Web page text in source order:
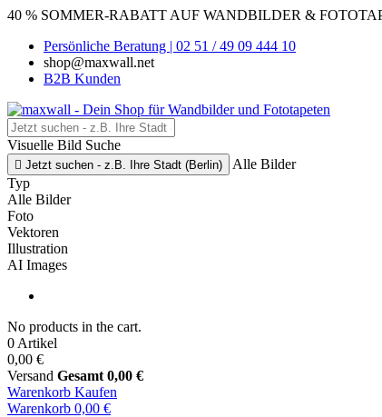
40 % SOMMER-RABATT AUF WANDBILDER &
Persönliche Beratung | 02 51 / 49 09 444 10
shop@maxwall.net
B2B Kunden
Visuelle Bild Suche
 Jetzt suchen - z.B. Ihre Stadt (Berlin)
Alle Bilder
Typ
Alle Bilder
Foto
Vektoren
Illustration
AI Images
No products in the cart.
0 Artikel
0,00 €
Versand Gesamt 0,00 €
Warenkorb Kaufen
Warenkorb 0,00 €